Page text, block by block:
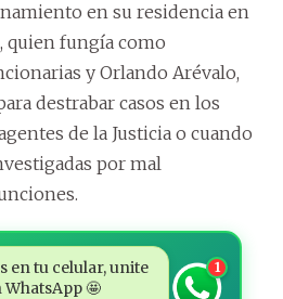
en su residencia en
quien fungía como
y Orlando Arévalo,
destrabar casos en los
de la Justicia o cuando
por mal
en tu celular, unite
WhatsApp 🤩
1